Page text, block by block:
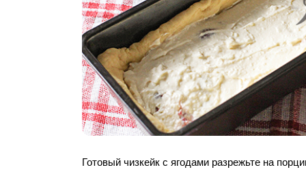
Готовый чизкейк с ягодами разрежьте на